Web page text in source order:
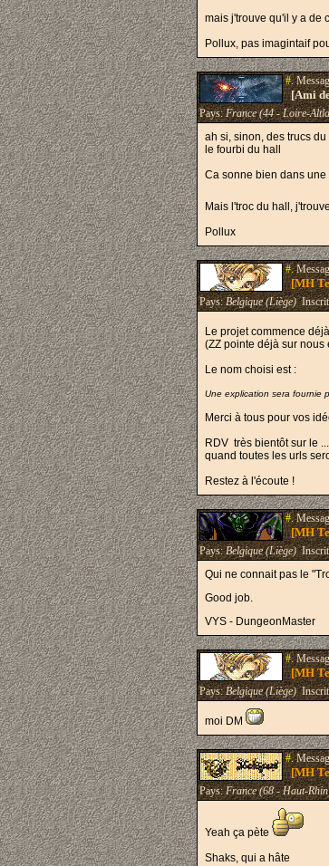
mais j'trouve qu'il y a de
Pollux, pas imagintaif
#.
[Ami
Pays:France (44 - Loire-
ah si, sinon, des trucs du
le fourbi du hall
Ca sonne bien dans
Mais l'troc du hall,
Pollux
#.
[MH
Pays:Belgique (Liège)
Le projet commence
(ZZ pointe déjà sur nous
Le nom choisi est :
Une explication sera fournie
Merci à tous pour vos
RDV très bientôt sur le ...
quand toutes les urls
Restez à l'écoute !
#.
[MH
Pays:Belgique (Liège)
Qui ne connait pas le
Good job.
VYS - DungeonMaster
#.
[MH
Pays:Belgique (Liège)
moi DM
#.
[MH
Pays:France (68 - Haut-
Yeah ça pète
Shaks, qui a hâte